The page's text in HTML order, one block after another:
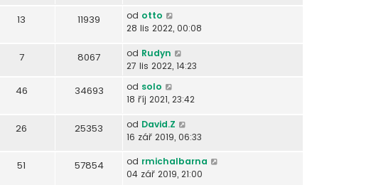
13 11939 od otto
28 lis 2022, 00:08
7 8067 od Rudyn
27 lis 2022, 14:23
46 34693 od solo
18 říj 2021, 23:42
26 25353 od David.Z
16 zář 2019, 06:33
51 57854 od rmichalbarna
04 zář 2019, 21:00